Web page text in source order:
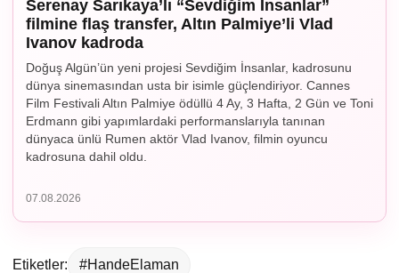
Serenay Sarıkaya’lı “Sevdiğim İnsanlar”
filmine flaş transfer, Altın Palmiye’li Vlad
Ivanov kadroda
Doğuş Algün’ün yeni projesi Sevdiğim İnsanlar, kadrosunu
dünya sinemasından usta bir isimle güçlendiriyor. Cannes
Film Festivali Altın Palmiye ödüllü 4 Ay, 3 Hafta, 2 Gün ve Toni
Erdmann gibi yapımlardaki performanslarıyla tanınan
dünyaca ünlü Rumen aktör Vlad Ivanov, filmin oyuncu
kadrosuna dahil oldu.
07.08.2026
Etiketler: #HandeElaman